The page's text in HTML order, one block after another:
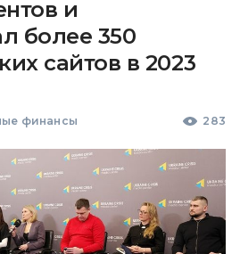
и
более 350
сайтов в 2023
финансы 283